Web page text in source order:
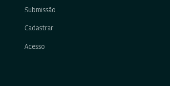
Submissão
Cadastrar
Acesso